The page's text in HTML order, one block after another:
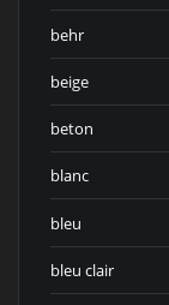
behr
beige
beton
blanc
bleu
bleu clair